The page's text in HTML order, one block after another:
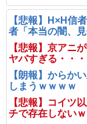
【悲報】H×H信
者「本当の闇、
【悲報】京アニ
ヤバすぎる・・・
【朗報】からか
しまうｗｗｗｗ
【悲報】コイツ
チで存在しない